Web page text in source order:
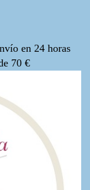
en 24 horas
70 €